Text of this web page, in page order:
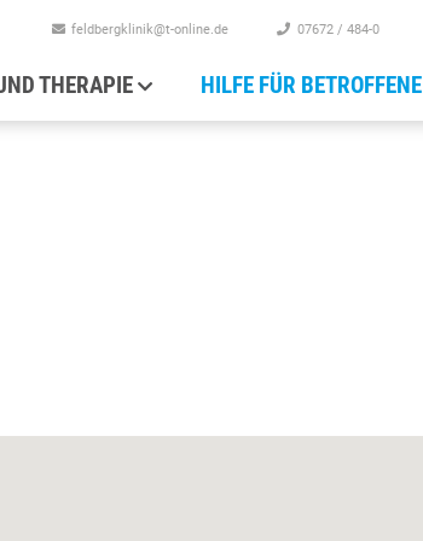
THERAPIE HILFE FÜR BETROFFENE
feldbergklinik@t-online.de 07672 / 484-0